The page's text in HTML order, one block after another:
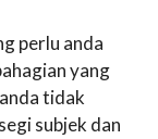
perlu anda
yang
tidak
subjek dan